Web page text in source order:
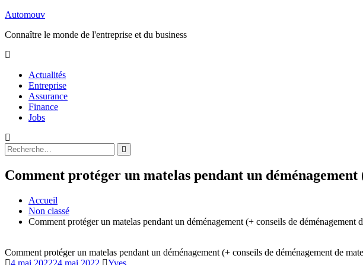
Aller
contenu
Automouv
Connaître le monde de l'entreprise et du business
Actualités
Entreprise
Assurance
Finance
Jobs
Rechercher
:
Rechercher
Comment protéger un matelas pendant un
Accueil
Non classé
Comment protéger un matelas pendant un déménagement (+ conseils de déménagement
Comment protéger un matelas pendant un déménagement (+ conseils de déménagement de
4 mai 202224 mai 2022
Yves